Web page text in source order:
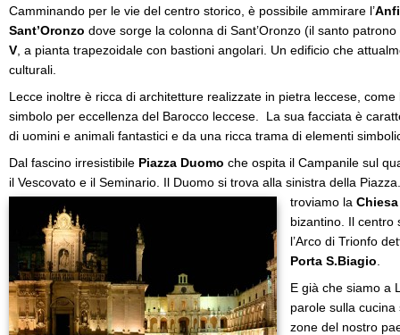
Camminando per le vie del centro storico, è possibile ammirare l’
Sant’Oronzo dove sorge la colonna di Sant’Oronzo (il santo
V , a pianta trapezoidale con bastioni angolari. Un edificio che
culturali.
Lecce inoltre è ricca di architetture realizzate in pietra leccese,
simbolo per eccellenza del Barocco leccese. La sua facciata è
di uomini e animali fantastici e da una ricca trama di elementi
Dal fascino irresistibile Piazza Duomo che ospita il Campanile sul
il Vescovato e il Seminario. Il Duomo si trova alla sinistra della Piazza.
troviamo la
bizantino. Il centro
l’Arco di Trionfo
Porta S.Biagio
E già che siamo a
parole sulla
zone del nostro